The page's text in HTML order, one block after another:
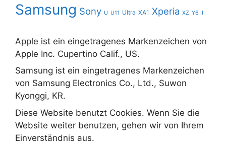
Samsung Sony U U11 Ultra XA1 Xperia XZ Y6 II
Apple ist ein eingetragenes Markenzeichen von
Apple Inc. Cupertino Calif., US.
Samsung ist ein eingetragenes Markenzeichen
von Samsung Electronics Co., Ltd., Suwon
Kyonggi, KR.
Diese Website benutzt Cookies. Wenn Sie die
Website weiter benutzen, gehen wir von Ihrem
Einverständnis aus.